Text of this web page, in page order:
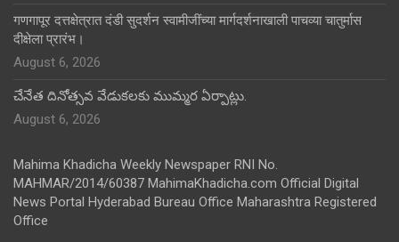
गणगापूर दत्तक्षेत्रात दंडी सुदर्शन स्वामीजींच्या मार्गदर्शनाखाली पाचव्या चातुर्मास
दीक्षेला प्रारंभ।
August 6, 2026
చేనేత దినోత్సవ వేడుకలకు ముమ్మర ఏర్పాట్లు.
August 6, 2026
Mahima Khadicha Weekly Newspaper RNI No.
MAHMAR/2014/60387 MahimaKhadicha.com Official Digital
News Portal Hyderabad Bureau Office Maharashtra Registered
Office